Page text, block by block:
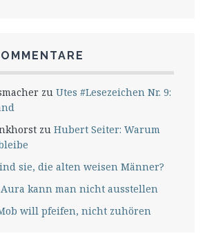
zu Utes #Lesezeichen Nr. 9:
zu Hubert Seiter: Warum
sie, die alten weisen Männer?
kann man nicht ausstellen
will pfeifen, nicht zuhören